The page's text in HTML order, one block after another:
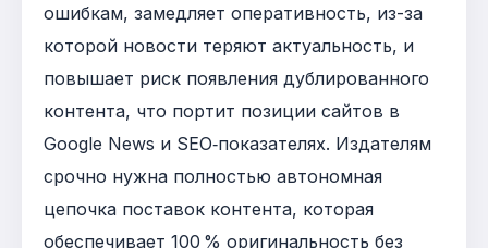
ошибкам, замедляет оперативность, из-за
которой новости теряют актуальность, и
повышает риск появления дублированного
контента, что портит позиции сайтов в
Google News и SEO‑показателях. Издателям
срочно нужна полностью автономная
цепочка поставок контента, которая
обеспечивает 100 % оригинальность без